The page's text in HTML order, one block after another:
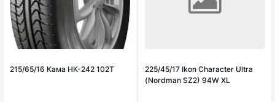
215/65/16 Кама НК-242 102Т
225/45/17 Ikon Character Ultra
(Nordman SZ2) 94W XL